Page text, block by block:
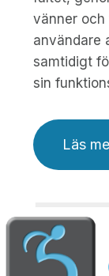
vänner och
användare
samtidigt
sin
Läs